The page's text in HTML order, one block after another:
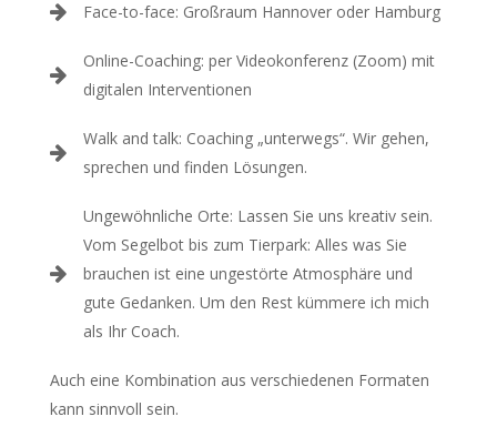
Face-to-face: Großraum Hannover oder Hamburg
Online-Coaching: per Videokonferenz (Zoom) mit
digitalen Interventionen
Walk and talk: Coaching „unterwegs“. Wir gehen,
sprechen und finden Lösungen.
Ungewöhnliche Orte: Lassen Sie uns kreativ sein.
Vom Segelbot bis zum Tierpark: Alles was Sie
brauchen ist eine ungestörte Atmosphäre und
gute Gedanken. Um den Rest kümmere ich mich
als Ihr Coach.
Auch eine Kombination aus verschiedenen Formaten
kann sinnvoll sein.